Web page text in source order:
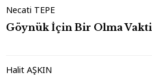
Necati TEPE
Göynük İçin Bir Olma Vakti
Halit AŞKIN